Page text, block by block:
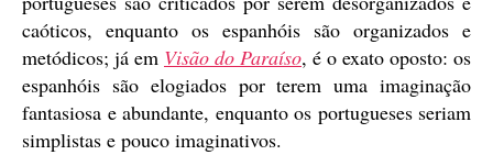
caóticos, enquanto os espanhóis são organizados e
metódicos; já em Visão do Paraíso, é o exato oposto: os
espanhóis são elogiados por terem uma imaginação
fantasiosa e abundante, enquanto os portugueses seriam
simplistas e pouco imaginativos.